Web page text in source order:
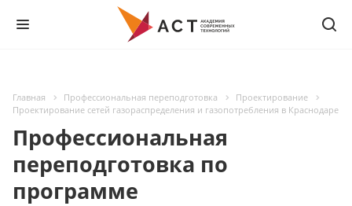
Главная Профессиональная переподготовка
Проектирование
Проектирование сетей газораспределения и газопотребления в Краснодаре
Профессиональная
переподготовка по
программе